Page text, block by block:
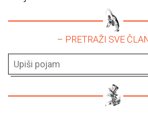
– PRETRAŽI SVE